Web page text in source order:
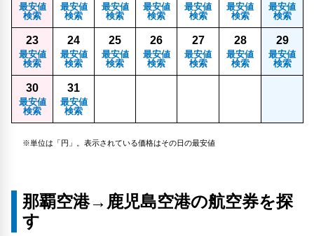
最安値
検索
最安値
検索
最安値
検索
最安値
検索
最安値
検索
最安値
検索
最安値
検索
23
最安値
検索
24
最安値
検索
25
最安値
検索
26
最安値
検索
27
最安値
検索
28
最安値
検索
29
最安値
検索
30
最安値
検索
31
最安値
検索
※単位は「円」。表示されている価格はその日の最安値
那覇空港→鹿児島空港の航空券を探
す